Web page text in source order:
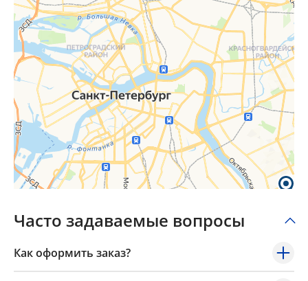
Часто задаваемые вопросы
Как оформить заказ?
Popup Title
×
Popup Content